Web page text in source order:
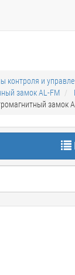
контроля и
замок AL-FM
замок